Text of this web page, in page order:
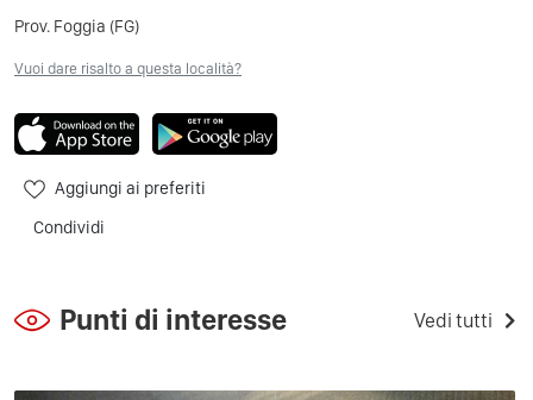
Prov. Foggia (FG)
Vuoi dare risalto a questa località?
Aggiungi ai preferiti
Condividi
Punti di interesse Vedi tutti